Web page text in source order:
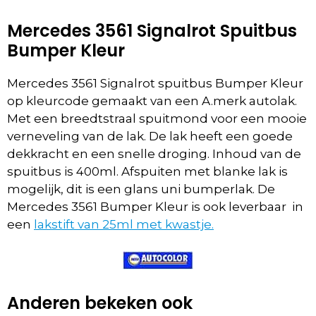
Mercedes 3561 Signalrot Spuitbus
Bumper Kleur
Mercedes 3561 Signalrot spuitbus Bumper Kleur
op kleurcode gemaakt van een A.merk autolak.
Met een breedtstraal spuitmond voor een mooie
verneveling van de lak. De lak heeft een goede
dekkracht en een snelle droging. Inhoud van de
spuitbus is 400ml. Afspuiten met blanke lak is
mogelijk, dit is een glans uni bumperlak. De
Mercedes 3561 Bumper Kleur is ook leverbaar in
een lakstift van 25ml met kwastje.
Anderen bekeken ook